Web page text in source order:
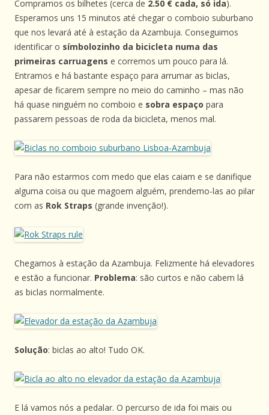
Compramos os bilhetes (cerca de 2.50 € cada, só ida).
Esperamos uns 15 minutos até chegar o comboio suburbano
que nos levará até à estação da Azambuja. Conseguimos
identificar o símbolozinho da bicicleta numa das
primeiras carruagens e corremos um pouco para lá.
Entramos e há bastante espaço para arrumar as biclas,
apesar de ficarem sempre no meio do caminho – mas não
há quase ninguém no comboio e sobra espaço para
passarem pessoas de roda da bicicleta, menos mal.
Para não estarmos com medo que elas caiam e se danifique
alguma coisa ou que magoem alguém, prendemo-las ao pilar
com as Rok Straps (grande invenção!).
Chegamos à estação da Azambuja. Felizmente há elevadores
e estão a funcionar. Problema: são curtos e não cabem lá
as biclas normalmente.
Solução: biclas ao alto! Tudo OK.
E lá vamos nós a pedalar. O percurso de ida foi mais ou